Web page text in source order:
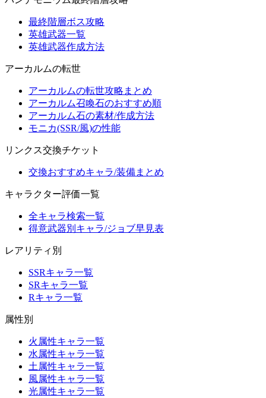
最終階層ボス攻略
英雄武器一覧
英雄武器作成方法
アーカルムの転世
アーカルムの転世攻略まとめ
アーカルム召喚石のおすすめ順
アーカルム石の素材/作成方法
モニカ(SSR/風)の性能
リンクス交換チケット
交換おすすめキャラ/装備まとめ
キャラクター評価一覧
全キャラ検索一覧
得意武器別キャラ/ジョブ早見表
レアリティ別
SSRキャラ一覧
SRキャラ一覧
Rキャラ一覧
属性別
火属性キャラ一覧
水属性キャラ一覧
土属性キャラ一覧
風属性キャラ一覧
光属性キャラ一覧